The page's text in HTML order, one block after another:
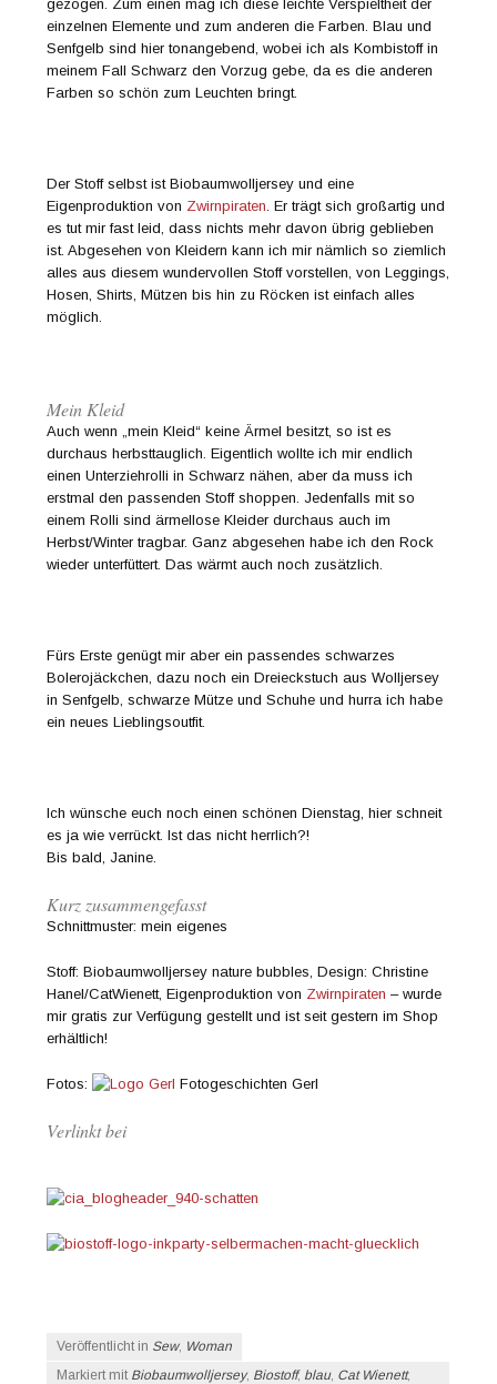
gezogen. Zum einen mag ich diese leichte Verspieltheit der
einzelnen Elemente und zum anderen die Farben. Blau und
Senfgelb sind hier tonangebend, wobei ich als Kombistoff in
meinem Fall Schwarz den Vorzug gebe, da es die anderen
Farben so schön zum Leuchten bringt.
Der Stoff selbst ist Biobaumwolljersey und eine
Eigenproduktion von Zwirnpiraten. Er trägt sich großartig und
es tut mir fast leid, dass nichts mehr davon übrig geblieben
ist. Abgesehen von Kleidern kann ich mir nämlich so ziemlich
alles aus diesem wundervollen Stoff vorstellen, von Leggings,
Hosen, Shirts, Mützen bis hin zu Röcken ist einfach alles
möglich.
Mein Kleid
Auch wenn „mein Kleid“ keine Ärmel besitzt, so ist es
durchaus herbsttauglich. Eigentlich wollte ich mir endlich
einen Unterziehrolli in Schwarz nähen, aber da muss ich
erstmal den passenden Stoff shoppen. Jedenfalls mit so
einem Rolli sind ärmellose Kleider durchaus auch im
Herbst/Winter tragbar. Ganz abgesehen habe ich den Rock
wieder unterfüttert. Das wärmt auch noch zusätzlich.
Fürs Erste genügt mir aber ein passendes schwarzes
Bolerojäckchen, dazu noch ein Dreieckstuch aus Wolljersey
in Senfgelb, schwarze Mütze und Schuhe und hurra ich habe
ein neues Lieblingsoutfit.
Ich wünsche euch noch einen schönen Dienstag, hier schneit
es ja wie verrückt. Ist das nicht herrlich?!
Bis bald, Janine.
Kurz zusammengefasst
Schnittmuster: mein eigenes
Stoff: Biobaumwolljersey nature bubbles, Design: Christine
Hanel/CatWienett, Eigenproduktion von Zwirnpiraten – wurde
mir gratis zur Verfügung gestellt und ist seit gestern im Shop
erhältlich!
Fotos: Fotogeschichten Gerl
Verlinkt bei
Veröffentlicht in Sew, Woman
Markiert mit Biobaumwolljersey, Biostoff, blau, Cat Wienett,